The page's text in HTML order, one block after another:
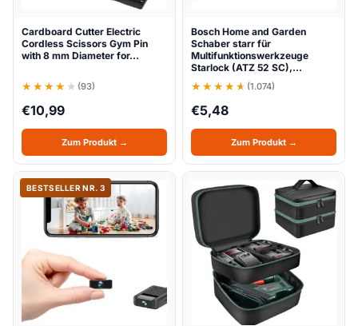
Cardboard Cutter Electric
Cordless Scissors Gym Pin
with 8 mm Diameter for…
(93)
€10,99
Zum Produkt →
Bosch Home and Garden
Schaber starr für
Multifunktionswerkzeuge
Starlock (ATZ 52 SC),…
(1.074)
€5,48
Zum Produkt →
BESTSELLER NR. 3